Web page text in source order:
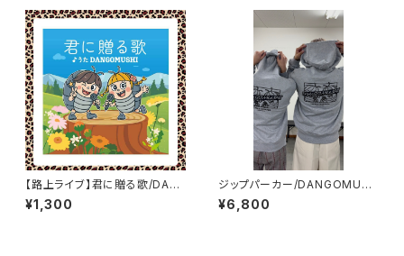
【路上ライブ】君に贈る歌/DAN
GOMUSHI
¥1,300
ジップパーカー/DANGOMUSH
I【XLのみ】
¥6,800